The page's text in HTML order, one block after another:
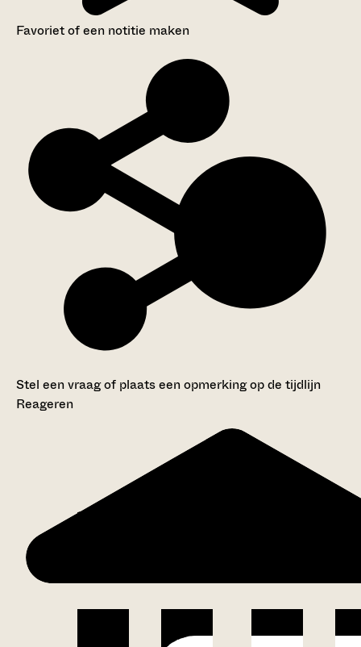
Favoriet of een notitie maken
Stel een vraag of plaats een opmerking op de tijdlijn
Reageren